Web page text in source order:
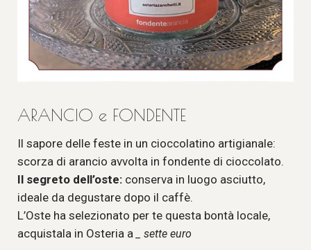
ARANCIO e FONDENTE
Il sapore delle feste in un cioccolatino artigianale:
scorza di arancio avvolta in fondente di cioccolato.
Il segreto dell’oste: conserva in luogo asciutto,
ideale da degustare dopo il caffè.
L’Oste ha selezionato per te questa bontà locale,
acquistala in Osteria a
_ sette euro